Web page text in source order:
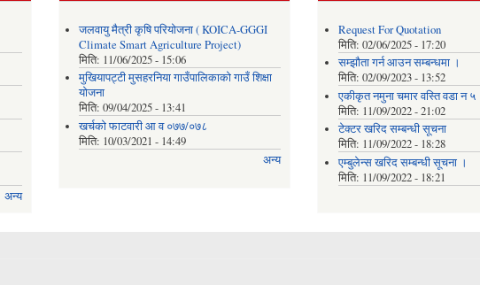
अन्य
जलवायु मैत्री कृषि परियोजना ( KOICA-GGGI
Climate Smart Agriculture Project)
मिति: 11/06/2025 - 15:06
मुखियापट्टी मुसहरनिया गाउँपालिकाको गाउँ शिक्षा
योजना
मिति:09/04/2025 - 13:41
खर्चकाे फाटवारी आ व ०७७/०७८
मिति: 10/03/2021 - 14:49
अन्य
Request For Quotation
मिति: 02/06/2025 - 17:20
सम्झौता गर्न आउन सम्बन्धमा ।
मिति: 02/09/2023 - 13:52
एकीकृत नमुना चमार वस्ति वडा न ५
मिति: 11/09/2022 - 21:02
टेक्टर खरिद सम्बन्धी सूचना
मिति: 11/09/2022 - 18:28
एम्बुलेन्स खरिद सम्बन्धी सूचना ।
मिति: 11/09/2022 - 18:21